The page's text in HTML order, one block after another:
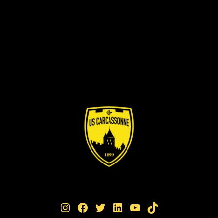
Instagram Facebook Twitter LinkedIn YouTube TikTok